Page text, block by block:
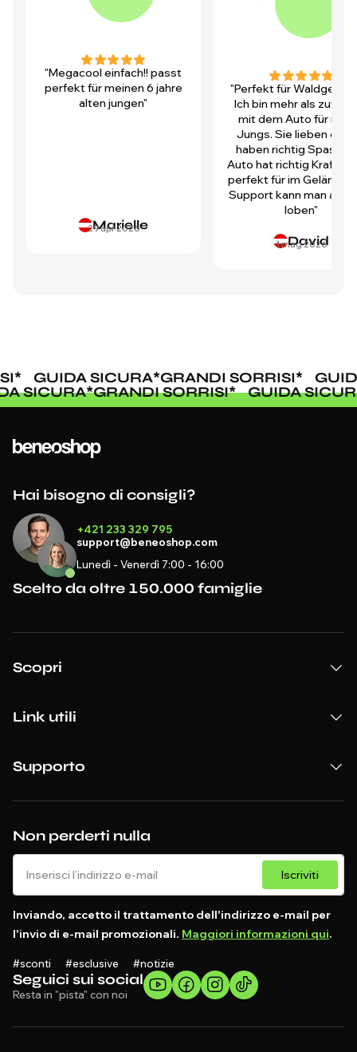
"Megacool einfach!! passt
perfekt für meinen 6 jahre
alten jungen"
Marielle
29 apr 2026
"Perfekt für
Ich bin mehr als
mit dem Auto für
Jungs. Sie lieben es
haben richtig Spass!
Auto hat richtig Kraft
perfekt für im Gelände.
Support kann man auch
loben"
David
1 mag 2026
* GUIDA SICURA*GRANDI SORRISI*
SICURA*GRANDI SORRISI* GUIDA
Seguici sui social
Resta in "pista" con noi
Non perderti nulla
Iscriviti
Inviando, accetto il trattamento dell'indirizzo e-mail per
l'invio di e-mail promozionali. Maggiori informazioni qui.
#sconti #esclusive #notizie
Hai bisogno di consigli?
+421 233 329 795
support@beneoshop.com
Lunedì - Venerdì 7:00 - 16:00
Scelto da oltre 150.000 famiglie
Scopri
Link utili
Supporto